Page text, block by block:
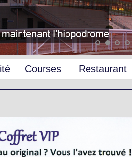
Courses Restaurant